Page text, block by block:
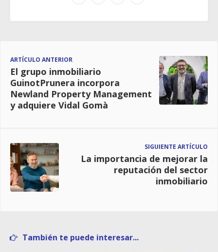
ARTÍCULO ANTERIOR
El grupo inmobiliario
GuinotPrunera incorpora
Newland Property Management
y adquiere Vidal Gomà
SIGUIENTE ARTÍCULO
La importancia de mejorar la
reputación del sector
inmobiliario
También te puede interesar...